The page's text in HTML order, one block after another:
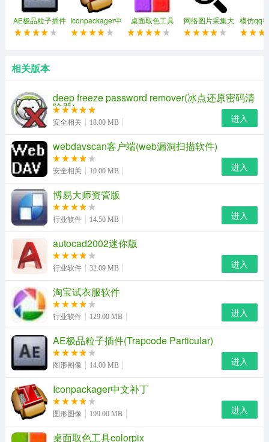
kodak磨皮滤镜安装方法：
1.下载压缩包，解压，将文件夹下面
的“digitalairprov2.8bf”文件复制到photoshop安装目录下面
就是将“digitalairprov2.8bf”文件复制到：
d:\adobephotoshopcs6(32bit)\plug-ins文件夹下面。
2.重新启动打开photoshop，随意打开一幅需要磨皮操作的
图像文件，执行“滤镜——kodak——digital gem airbrush
软件特色
80-100。
中等：对人物明暗的过渡。
AE极品粒子插件
(Trapcode
Iconpackager中
文补丁
桌面取色工具
colorpix
网络图片采集大
师软件
模仿qq
相关版本
deep freeze password remover(冰点还原密码清
除器)
安全相关 18.00 MB 进入
webdavscan客户端(web漏洞扫描软件)
安全相关 10.00 MB 进入
博易大师资管版
行业软件 14.50 MB 进入
autocad2002迷你版
行业软件 32.09 MB 进入
淘宝试衣服软件
行业软件 129.00 MB 进入
AE极品粒子插件(Trapcode Particular)
图形图像 14.00 MB 进入
Iconpackager中文补丁
图形图像 199.00 MB 进入
桌面取色工具colorpix